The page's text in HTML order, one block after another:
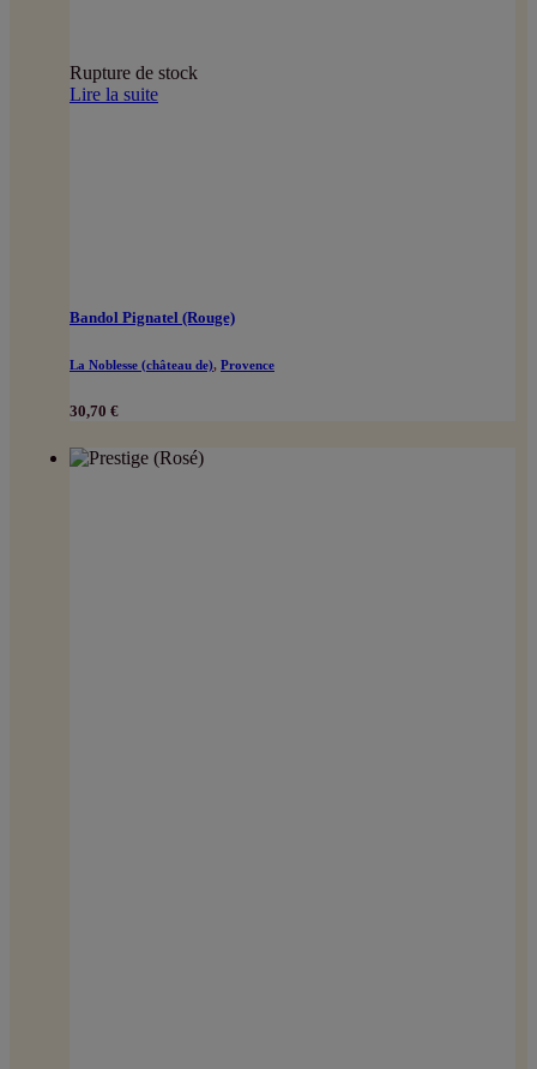
Rupture de stock
Lire la suite
Bandol Pignatel (Rouge)
La Noblesse (château de), Provence
30,70 €